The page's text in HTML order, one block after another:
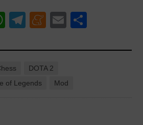
W
at
s
A
T
e
gr
a
M
n
e
a
E
ail m
DOTA 2
of Legends
Mod